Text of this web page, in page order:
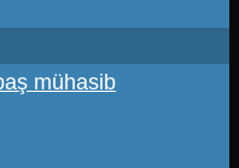
mühasib